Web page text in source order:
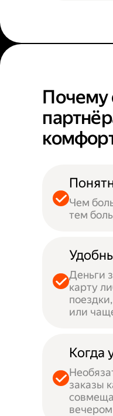
Почему
Чем
тем
Деньги
карту
или
Когда
заказы